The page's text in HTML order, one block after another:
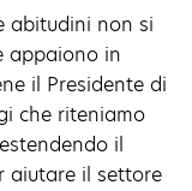
abitudini non si
appaiono in
il Presidente di
che riteniamo
il
aiutare il settore